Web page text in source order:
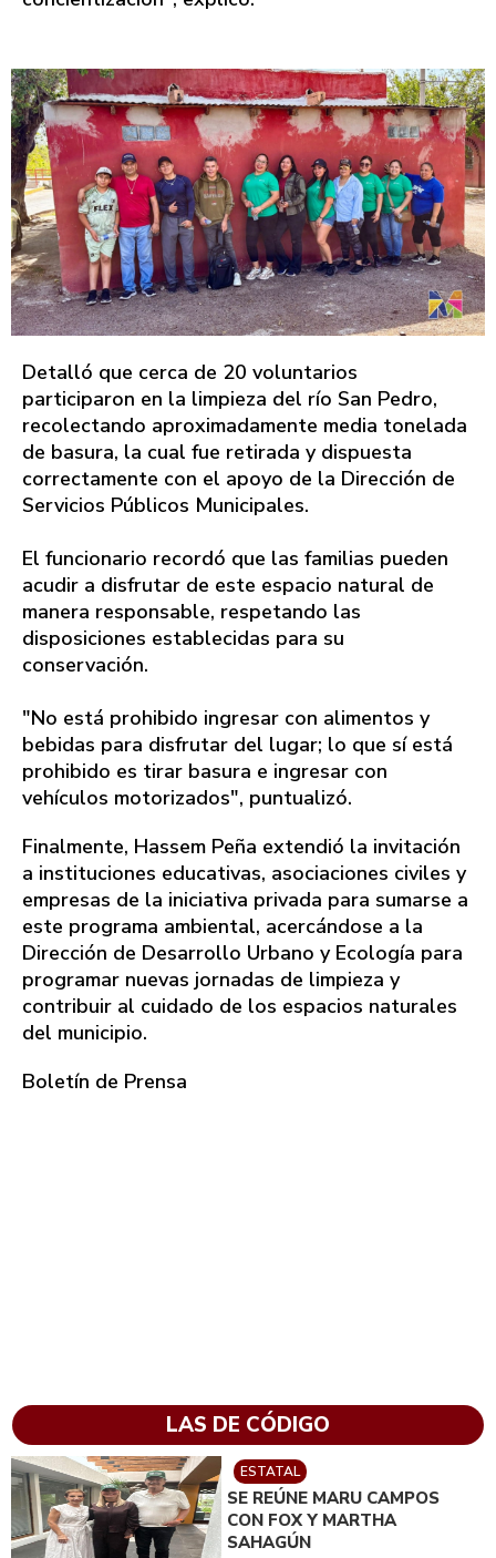
Detalló que cerca de 20 voluntarios
participaron en la limpieza del río San Pedro,
recolectando aproximadamente media tonelada
de basura, la cual fue retirada y dispuesta
correctamente con el apoyo de la Dirección de
Servicios Públicos Municipales.
El funcionario recordó que las familias pueden
acudir a disfrutar de este espacio natural de
manera responsable, respetando las
disposiciones establecidas para su
conservación.
"No está prohibido ingresar con alimentos y
bebidas para disfrutar del lugar; lo que sí está
prohibido es tirar basura e ingresar con
vehículos motorizados", puntualizó.
Finalmente, Hassem Peña extendió la invitación
a instituciones educativas, asociaciones civiles y
empresas de la iniciativa privada para sumarse a
este programa ambiental, acercándose a la
Dirección de Desarrollo Urbano y Ecología para
programar nuevas jornadas de limpieza y
contribuir al cuidado de los espacios naturales
del municipio.
Boletín de Prensa
LAS DE CÓDIGO
ESTATAL
SE REÚNE MARU CAMPOS
CON FOX Y MARTHA
SAHAGÚN